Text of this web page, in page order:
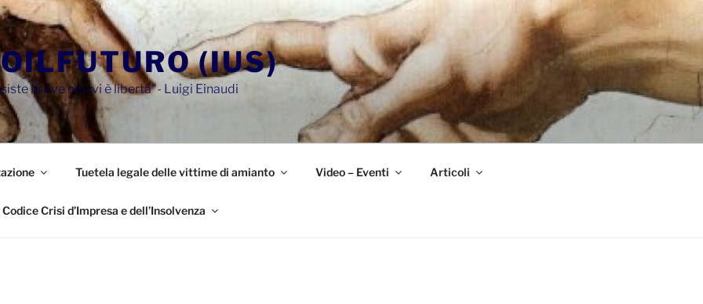
(IUS)
là ove non vi è libertà"- Luigi Einaudi
Tuetela legale delle vittime di amianto Video – Eventi Articoli
Codice Crisi d’Impresa e dell’Insolvenza